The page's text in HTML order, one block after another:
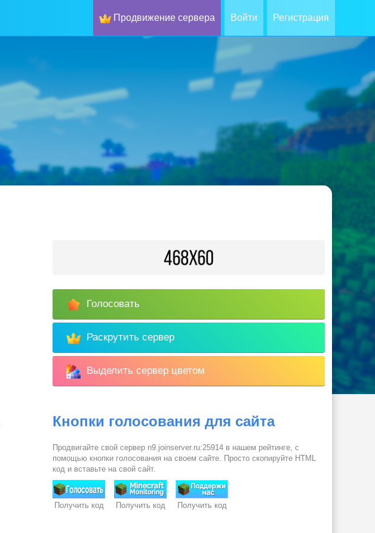
Продвижение сервера Войти Регистрация
Голосовать
Раскрутить сервер
Выделить сервер цветом
Кнопки голосования для сайта
Продвигайте свой сервер n9.joinserver.ru:25914 в нашем рейтинге, с
помощью кнопки голосования на своем сайте. Просто скопируйте HTML
код и вставьте на свой сайт.
Получить код Получить код Получить код